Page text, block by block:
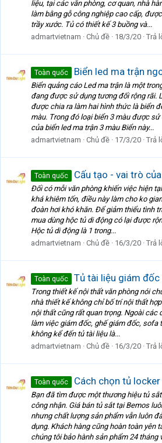
liệu, tại các văn phòng, cơ quan, nhà
làm bằng gỗ công nghiệp cao cấp,
trầy xước. Tủ có thiết kế 3 buồng và...
admartvietnam
Chủ đề 18/3/20 Trả
Toàn quốc Biển led ma trận
Biển quảng cáo Led ma trận là một
đang được sử dụng tương đối rộng rãi.
được chia ra làm hai hình thức là biển
màu. Trong đó loại biển 3 màu được
của biển led ma trận 3 màu Biển này...
admartvietnam
Chủ đề 17/3/20 Trả
Toàn quốc Cấu tạo - vai trò
Đối có mỗi văn phòng khiến việc hiện
khá khiêm tốn, điều này làm cho ko
đoàn hơi khó khăn. Để giảm thiểu tình
mua dùng hộc tủ di động có lại được
Hộc tủ di động là 1 trong...
admartvietnam
Chủ đề 16/3/20 Trả
Toàn quốc Tủ tài liệu giám
Trong thiết kế nội thất văn phòng nói
nhà thiết kế không chỉ bố trí nội thất
nội thất cũng rất quan trọng. Ngoài các
làm việc giám đốc, ghế giám đốc, sofa
không kể đến tủ tài liệu là...
admartvietnam
Chủ đề 16/3/20 Trả
Toàn quốc Cách chọn tủ locker
Bạn đã tìm được một thương hiệu tủ
công nhận. Giá bán tủ sắt tại Bemos
nhưng chất lượng sản phẩm vẫn luôn
dụng. Khách hàng cũng hoàn toàn yên
chúng tôi bảo hành sản phẩm 24 tháng